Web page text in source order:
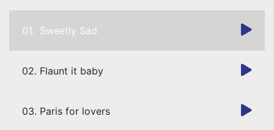
Musique
Contact
01. Sweetly Sad
02. Flaunt it baby
03. Paris for lovers